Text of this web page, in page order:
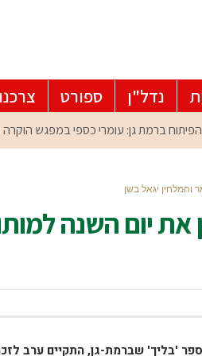
נדל"ן ספורט
והמלחין יגאל בשן
את יום השנה
'בליך' שברמת-גן, התקיים ערב